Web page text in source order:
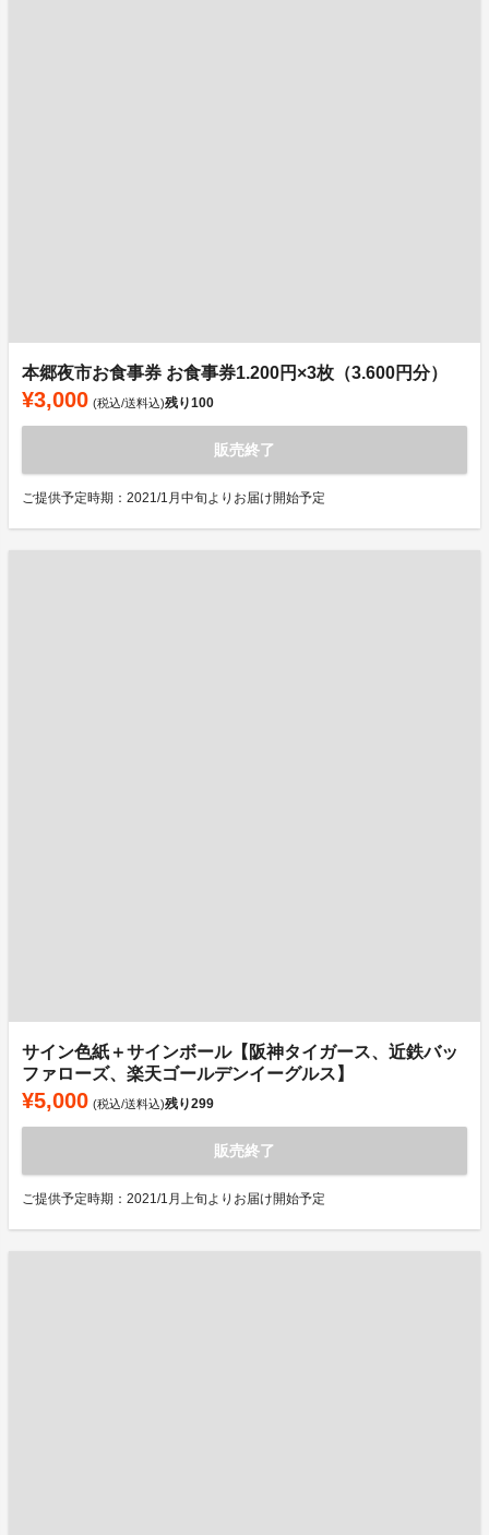
本郷夜市お食事券 お食事券1.200円×3枚（3.600円分）
¥3,000 (税込/送料込)残り100
販売終了
ご提供予定時期：2021/1月中旬よりお届け開始予定
サイン色紙＋サインボール【阪神タイガース、近鉄バッ
ファローズ、楽天ゴールデンイーグルス】
¥5,000 (税込/送料込)残り299
販売終了
ご提供予定時期：2021/1月上旬よりお届け開始予定